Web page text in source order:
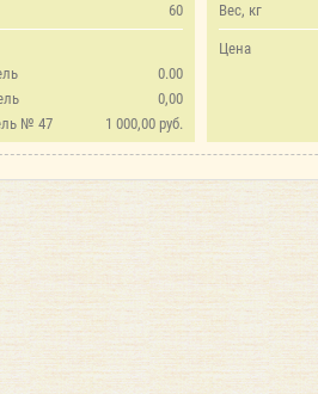
60
0.00
0,00
1 000,00 руб.
№ 47
Вес, кг
Цена